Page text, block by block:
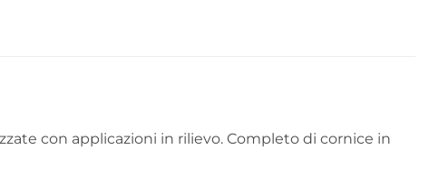
con applicazioni in rilievo. Completo di cornice in